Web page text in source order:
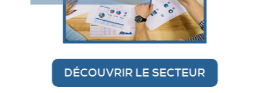
DÉCOUVRIR LE SECTEUR